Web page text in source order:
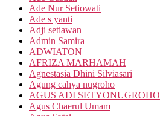
Ade Nur Setiowati
Ade s yanti
Adji setiawan
Admin Samira
ADWIATON
AFRIZA MARHAMAH
Agnestasia Dhini Silviasari
Agung cahya nugroho
AGUS ADI SETYONUGROHO
Agus Chaerul Umam